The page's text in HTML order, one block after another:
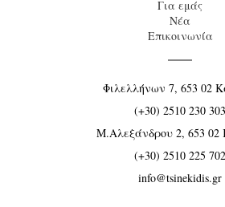
Για εμάς
Νέα
Επικοινωνία
Φιλελλήνων 7, 653 02
(+30) 2510 230 303
Μ.Αλεξάνδρου 2, 653
(+30) 2510 225 702
info@tsinekidis.gr